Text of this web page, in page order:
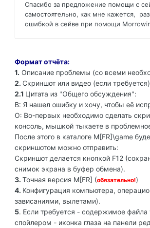
Формат отчёта:
1. Описание проблемы (со всеми
2. Скриншот или видео (если требуется)
2.1 Цитата из "Общего обсуждения":
В: Я нашел ошибку и хочу, чтобы её
О: Во-первых необходимо сделать
консоль, мышкой тыкаете в
После этого в каталоге M[FR]\game
скриншотом можно отправить:
Скриншот делается кнопкой F12
снимок экрана в буфер обмена).
3. Точная версия M[FR] (обязательно!)
4. Конфигурация компьютера,
зависаниями, вылетами).
5. Если требуется - содержимое
спойлером - иконка глаза на панели